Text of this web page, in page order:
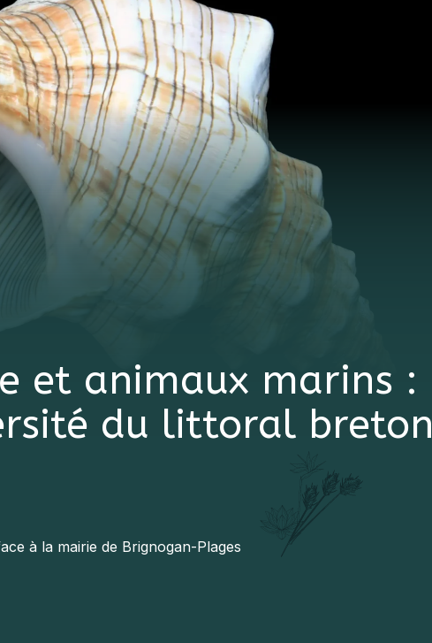
et animaux marins :
du littoral breton
à la mairie de Brignogan-Plages